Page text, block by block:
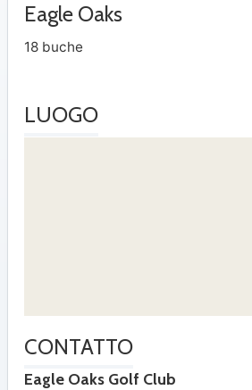
Eagle Oaks
18 buche
LUOGO
CONTATTO
Eagle Oaks Golf Club